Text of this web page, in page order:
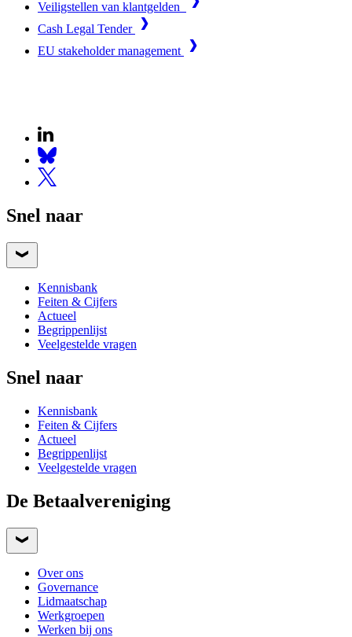
Veiligstellen van klantgelden
Cash Legal Tender
EU stakeholder management
Snel naar
Kennisbank
Feiten & Cijfers
Actueel
Begrippenlijst
Veelgestelde vragen
Snel naar
Kennisbank
Feiten & Cijfers
Actueel
Begrippenlijst
Veelgestelde vragen
De Betaalvereniging
Over ons
Governance
Lidmaatschap
Werkgroepen
Werken bij ons